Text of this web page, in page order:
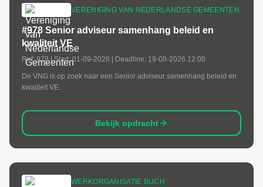
VERENIGING VAN NEDERLANDSE GEMEENTEN
#978 Senior adviseur samenhang beleid en
kwaliteit VE
Ref:978| Start:01-09-2026 | Deadline: 19-08-2026 12:00
De VNG is op zoek naar een Senior adviseur samenhang beleid en
kwaliteit VE.
Bekijk opdracht
WERKORGANISATIE BUCH